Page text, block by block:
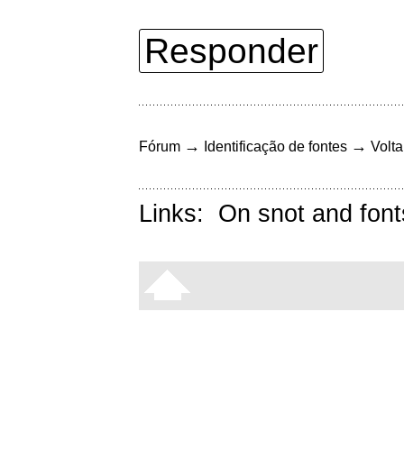
Responder
Fórum → Identificação de fontes →
Links: On snot and